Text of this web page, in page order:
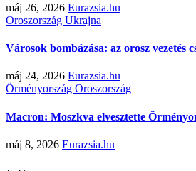
máj 26, 2026 Eurazsia.hu
Oroszország Ukrajna
Városok bombázása: az orosz vezetés
máj 24, 2026 Eurazsia.hu
Örményország Oroszország
Macron: Moszkva elvesztette
máj 8, 2026 Eurazsia.hu